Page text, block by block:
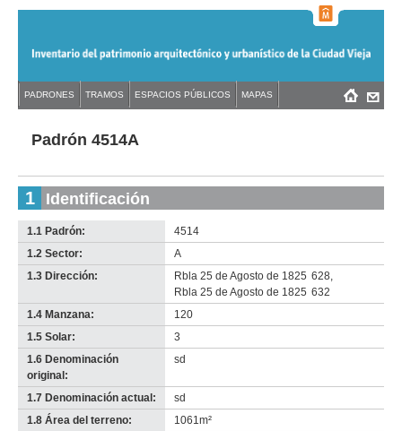
navigation
Back
topPadrón 4514A
1 Identificación
1.1 Padrón:
4514
1.2 Sector:
A
1.3 Dirección:
Rbla 25 de Agosto de 1825 628,
Rbla 25 de Agosto de 1825 632
1.4 Manzana:
120
1.5 Solar:
3
1.6 Denominación
original:
sd
1.7 Denominación actual:
sd
1.8 Área del terreno:
1061m²
Back
to Menú
PADRONES TRAMOS ESPACIOS PÚBLICOS MAPAS